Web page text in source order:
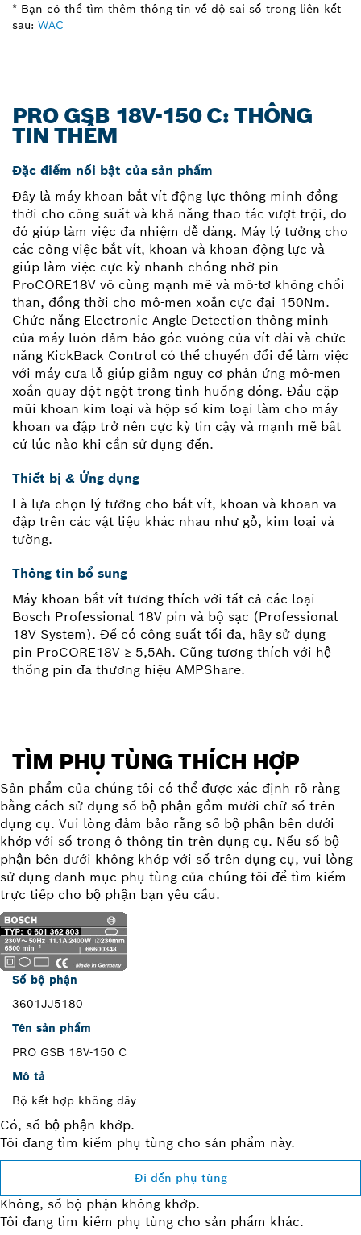
* Bạn có thể tìm thêm thông tin về độ sai số trong liên kết
sau: WAC
PRO GSB 18V-150 C: THÔNG
TIN THÊM
Đặc điểm nổi bật của sản phẩm
Đây là máy khoan bắt vít động lực thông minh đồng
thời cho công suất và khả năng thao tác vượt trội, do
đó giúp làm việc đa nhiệm dễ dàng. Máy lý tưởng cho
các công việc bắt vít, khoan và khoan động lực và
giúp làm việc cực kỳ nhanh chóng nhờ pin
ProCORE18V vô cùng mạnh mẽ và mô-tơ không chổi
than, đồng thời cho mô-men xoắn cực đại 150Nm.
Chức năng Electronic Angle Detection thông minh
của máy luôn đảm bảo góc vuông của vít dài và chức
năng KickBack Control có thể chuyển đổi để làm việc
với máy cưa lỗ giúp giảm nguy cơ phản ứng mô-men
xoắn quay đột ngột trong tình huống đóng. Đầu cặp
mũi khoan kim loại và hộp số kim loại làm cho máy
khoan va đập trở nên cực kỳ tin cậy và mạnh mẽ bất
cứ lúc nào khi cần sử dụng đến.
Thiết bị & Ứng dụng
Là lựa chọn lý tưởng cho bắt vít, khoan và khoan va
đập trên các vật liệu khác nhau như gỗ, kim loại và
tường.
Thông tin bổ sung
Máy khoan bắt vít tương thích với tất cả các loại
Bosch Professional 18V pin và bộ sạc (Professional
18V System). Để có công suất tối đa, hãy sử dụng
pin ProCORE18V ≥ 5,5Ah. Cũng tương thích với hệ
thống pin đa thương hiệu AMPShare.
TÌM PHỤ TÙNG THÍCH HỢP
Sản phẩm của chúng tôi có thể được xác định rõ ràng
bằng cách sử dụng số bộ phận gồm mười chữ số trên
dụng cụ. Vui lòng đảm bảo rằng số bộ phận bên dưới
khớp với số trong ô thông tin trên dụng cụ. Nếu số bộ
phận bên dưới không khớp với số trên dụng cụ, vui lòng
sử dụng danh mục phụ tùng của chúng tôi để tìm kiếm
trực tiếp cho bộ phận bạn yêu cầu.
Số bộ phận
3601JJ5180
Tên sản phẩm
PRO GSB 18V-150 C
Mô tả
Bộ kết hợp không dây
Có, số bộ phận khớp.
Tôi đang tìm kiếm phụ tùng cho sản phẩm này.
Đi đến phụ tùng
Không, số bộ phận không khớp.
Tôi đang tìm kiếm phụ tùng cho sản phẩm khác.